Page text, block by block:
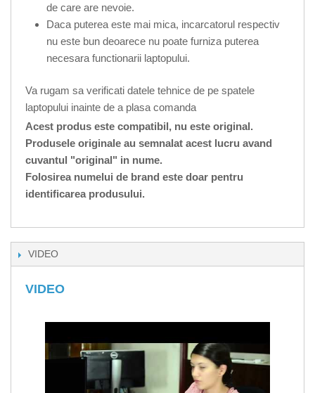
de care are nevoie.
Daca puterea este mai mica, incarcatorul respectiv
nu este bun deoarece nu poate furniza puterea
necesara functionarii laptopului.
Va rugam sa verificati datele tehnice de pe spatele
laptopului inainte de a plasa comanda
Acest produs este compatibil, nu este original.
Produsele originale au semnalat acest lucru avand
cuvantul "original" in nume.
Folosirea numelui de brand este doar pentru
identificarea produsului.
VIDEO
VIDEO